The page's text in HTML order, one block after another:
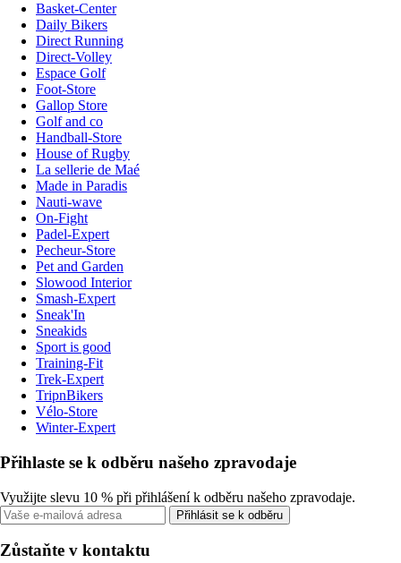
Basket-Center
Daily Bikers
Direct Running
Direct-Volley
Espace Golf
Foot-Store
Gallop Store
Golf and co
Handball-Store
House of Rugby
La sellerie de Maé
Made in Paradis
Nauti-wave
On-Fight
Padel-Expert
Pecheur-Store
Pet and Garden
Slowood Interior
Smash-Expert
Sneak'In
Sneakids
Sport is good
Training-Fit
Trek-Expert
TripnBikers
Vélo-Store
Winter-Expert
Přihlaste se k odběru našeho zpravodaje
Využijte slevu 10 % při přihlášení k odběru našeho zpravodaje.
Přihlásit se k odběru
Zůstaňte v kontaktu